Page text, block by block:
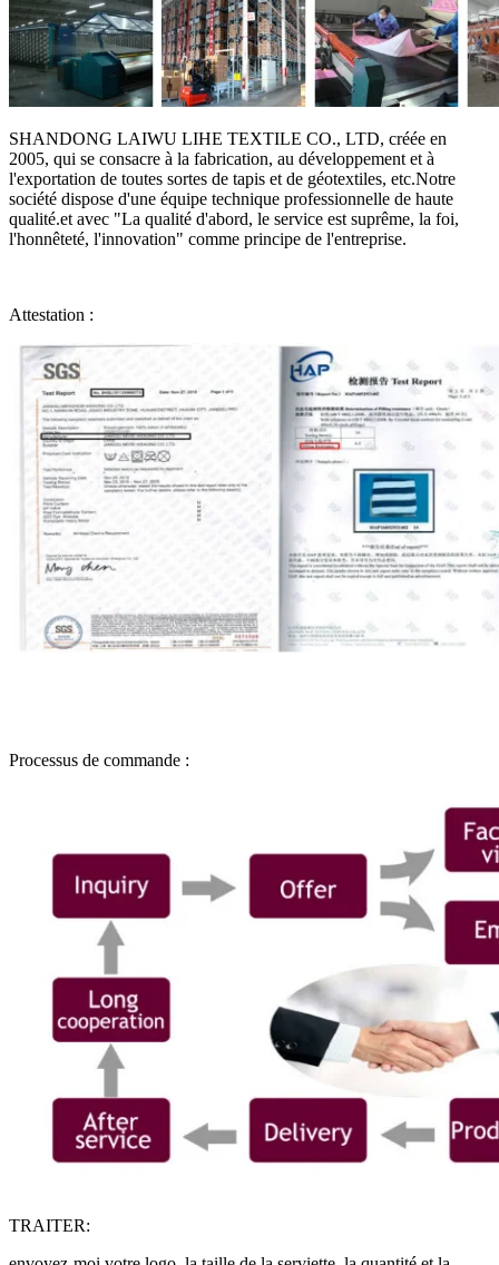
SHANDONG LAIWU LIHE TEXTILE CO., LTD, créée en
2005, qui se consacre à la fabrication, au développement et à
l'exportation de toutes sortes de tapis et de géotextiles, etc.Notre
société dispose d'une équipe technique professionnelle de haute
qualité.et avec "La qualité d'abord, le service est suprême, la foi,
l'honnêteté, l'innovation" comme principe de l'entreprise.
Attestation :
Processus de commande :
TRAITER: